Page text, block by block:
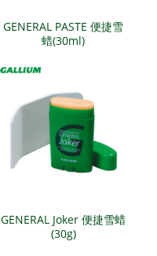
GENERAL PASTE 便捷雪
蜡(30ml)
GENERAL Joker 便捷雪蜡
(30g)